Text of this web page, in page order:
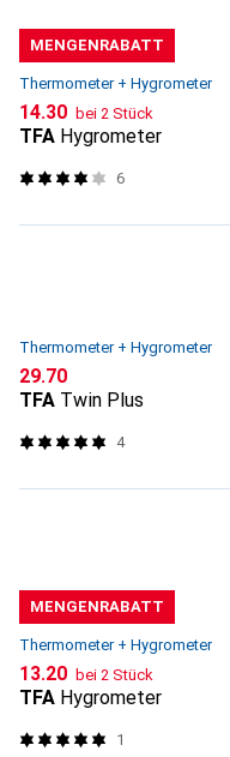
MENGENRABATT
Thermometer + Hygrometer
CHF
14.30 bei 2 Stück
TFA Hygrometer
6
Thermometer + Hygrometer
CHF
29.70
TFA Twin Plus
4
MENGENRABATT
Thermometer + Hygrometer
CHF
13.20 bei 2 Stück
TFA Hygrometer
1